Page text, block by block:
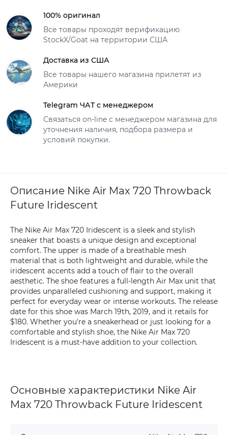
100% оригинал
Все товары проходят верификацию
StockX/Goat на территории США
Доставка из США
Все товары нашего магазина прилетят из
Америки
Telegram ЧАТ с менеджером
Связаться on-line с менеджером магазина для
уточнения наличия, подбора размера и
условий покупки.
Описание Nike Air Max 720 Throwback
Future Iridescent
The Nike Air Max 720 Iridescent is a sleek and stylish
sneaker that boasts a unique design and exceptional
comfort. The upper is made of a breathable mesh
material that is both lightweight and durable, while the
iridescent accents add a touch of flair to the overall
aesthetic. The shoe features a full-length Air Max unit that
provides unparalleled cushioning and support, making it
perfect for everyday wear or intense workouts. The release
date for this shoe was March 19th, 2019, and it retails for
$180. Whether you're a sneakerhead or just looking for a
comfortable and stylish shoe, the Nike Air Max 720
Iridescent is a must-have addition to your collection.
Основные характеристики Nike Air
Max 720 Throwback Future Iridescent